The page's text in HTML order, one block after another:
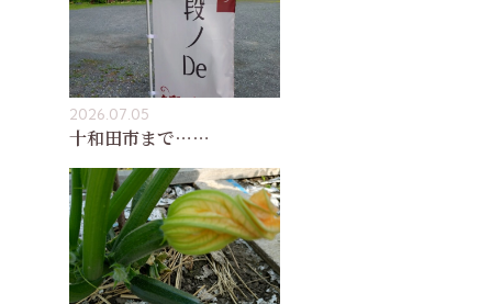
2026.07.05
十和田市まで……